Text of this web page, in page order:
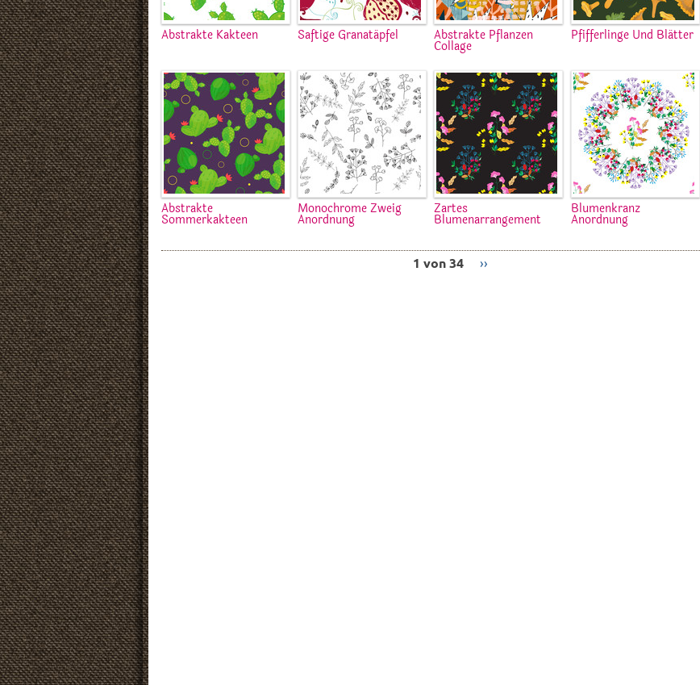
Abstrakte Kakteen Saftige Granatäpfel Abstrakte Pflanzen
Collage
Pfifferlinge Und Blätter
Abstrakte
Sommerkakteen
Monochrome Zweig
Anordnung
Zartes
Blumenarrangement
Blumenkranz
Anordnung
1 von 34 ››